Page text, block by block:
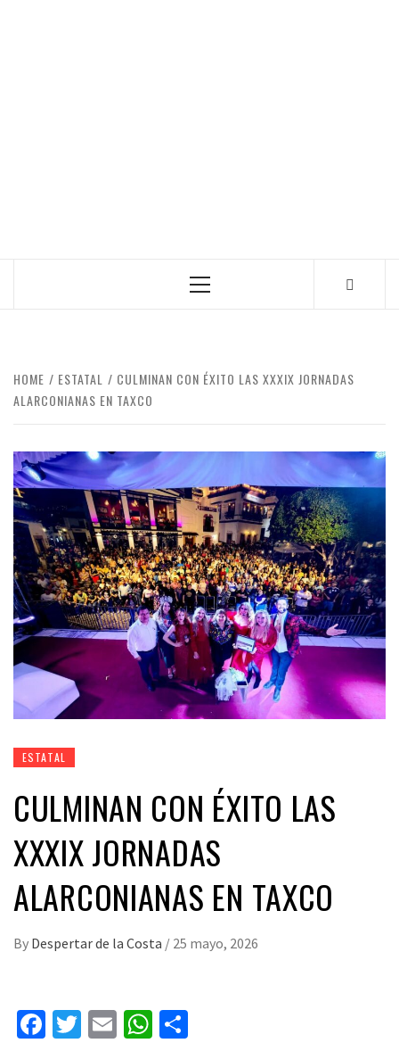
Primary
HOME ESTATAL
CULMINAN CON ÉXITO LAS XXXIX JORNADAS
ALARCONIANAS EN TAXCO
ESTATAL
CULMINAN CON ÉXITO LAS
XXXIX JORNADAS
ALARCONIANAS EN TAXCO
By Despertar de la Costa / 25 mayo, 2026
Facebook
Twitter
EmailWhatsApp